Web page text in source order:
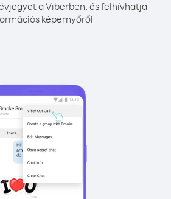
a Viberben, és felhívhatja
képernyőről